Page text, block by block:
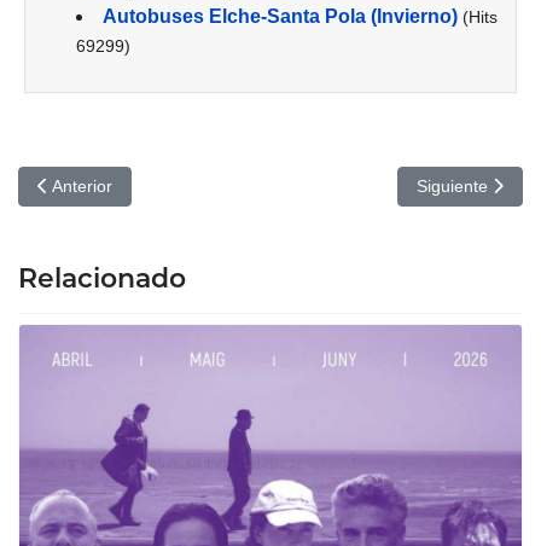
Autobuses Elche-Santa Pola (Invierno) (Hits
69299)
Artículo anterior: Almas en pena de Inisherin
Anterior Artículo
Siguiente
Relacionado